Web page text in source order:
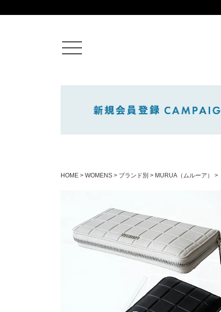
ログイン
新規会員登録
アイテムを選択
HOME WOMENS ブランド別 MURUA（ムルーア）